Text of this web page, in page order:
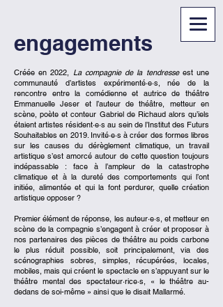
engagements
Créée en 2022, La compagnie de la tendresse est une
communauté d’artistes expérimenté·e·s, née de la
rencontre entre la comédienne et autrice de théâtre
Emmanuelle Jeser et l’auteur de théâtre, metteur en
scène, poète et conteur Gabriel de Richaud alors qu’iels
étaient artistes résident·e·s au sein de l’Institut des Futurs
Souhaitables en 2019. Invité·e·s à créer des formes libres
sur les causes du dérèglement climatique, un travail
artistique s’est amorcé autour de cette question toujours
indépassable : face à l’ampleur de la catastrophe
climatique et à la dureté des comportements qui l’ont
initiée, alimentée et qui la font perdurer, quelle création
artistique opposer ?
Premier élément de réponse, les auteur·e·s, et metteur en
scène de la compagnie s’engagent à créer et proposer à
nos partenaires des pièces de théâtre au poids carbone
le plus réduit possible, soit principalement, via des
scénographies sobres, simples, récupérées, locales,
mobiles, mais qui créent le spectacle en s’appuyant sur le
théâtre mental des spectateur·rice·s, « le théâtre au-
dedans de soi-même » ainsi que le disait Mallarmé.